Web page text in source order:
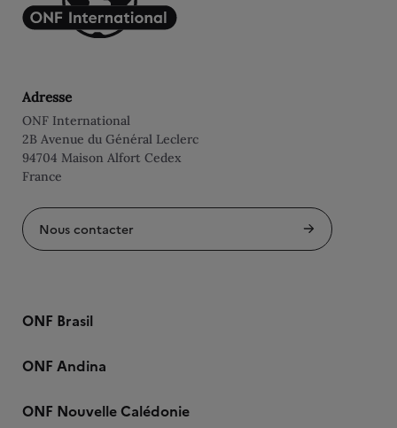
Adresse
ONF International
2B Avenue du Général Leclerc
94704 Maison Alfort Cedex
France
Nous contacter
ONF Brasil
ONF Andina
ONF Nouvelle Calédonie